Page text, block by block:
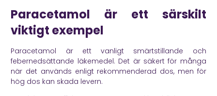
Paracetamol är ett särskilt
viktigt exempel
Paracetamol är ett vanligt smärtstillande och
febernedsättande läkemedel. Det är säkert för många
när det används enligt rekommenderad dos, men för
hög dos kan skada levern.